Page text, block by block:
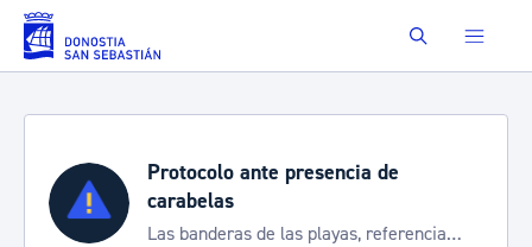
Saltar al contenido principal Buscar
Protocolo ante presencia de
carabelas
Las banderas de las playas, referencia